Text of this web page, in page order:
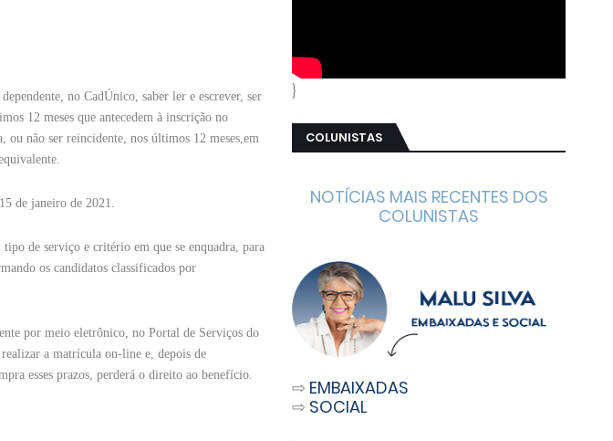
no CadÚnico, saber ler e escrever, ser
12 meses que antecedem à inscrição no
ou não ser reincidente, nos últimos 12 meses,em
de janeiro de 2021.
de serviço e critério em que se enquadra, para
os candidatos classificados por
por meio eletrônico, no Portal de Serviços do
a matrícula on-line e, depois de
esses prazos, perderá o direito ao benefício.
}
COLUNISTAS
NOTÍCIAS MAIS RECENTES DOS
COLUNISTAS
⇨ EMBAIXADAS
⇨ SOCIAL